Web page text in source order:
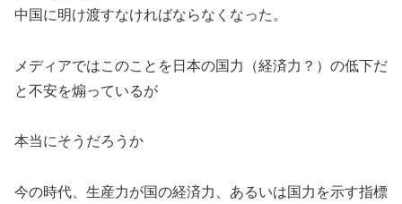
中国に明け渡すなければならなくなった。
メディアではこのことを日本の国力（経済力？）の低下だ
と不安を煽っているが
本当にそうだろうか
今の時代、生産力が国の経済力、あるいは国力を示す指標